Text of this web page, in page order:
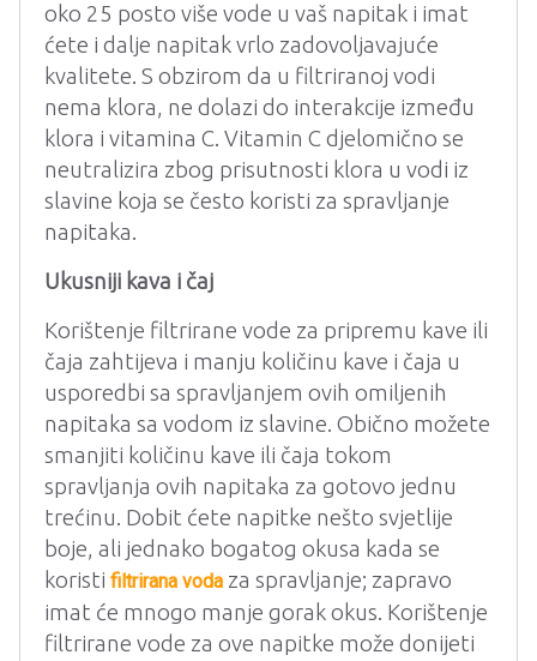
oko 25 posto više vode u vaš napitak i imat
ćete i dalje napitak vrlo zadovoljavajuće
kvalitete. S obzirom da u filtriranoj vodi
nema klora, ne dolazi do interakcije između
klora i vitamina C. Vitamin C djelomično se
neutralizira zbog prisutnosti klora u vodi iz
slavine koja se često koristi za spravljanje
napitaka.
Ukusniji kava i čaj
Korištenje filtrirane vode za pripremu kave ili
čaja zahtijeva i manju količinu kave i čaja u
usporedbi sa spravljanjem ovih omiljenih
napitaka sa vodom iz slavine. Obično možete
smanjiti količinu kave ili čaja tokom
spravljanja ovih napitaka za gotovo jednu
trećinu. Dobit ćete napitke nešto svjetlije
boje, ali jednako bogatog okusa kada se
koristi filtrirana voda za spravljanje; zapravo
imat će mnogo manje gorak okus. Korištenje
filtrirane vode za ove napitke može donijeti